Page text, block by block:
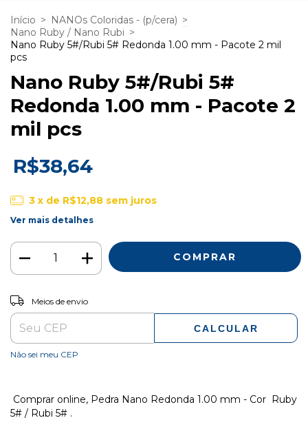
Início > NANOs Coloridas - (p/cera) >
Nano Ruby / Nano Rubi >
Nano Ruby 5#/Rubi 5# Redonda 1.00 mm - Pacote 2 mil
pcs
Nano Ruby 5#/Rubi 5#
Redonda 1.00 mm - Pacote 2
mil pcs
R$38,64
3 x de R$12,88 sem juros
Ver mais detalhes
Entregas para o CEP:
Meios de envio
CALCULAR
Não sei meu CEP
Comprar online, Pedra Nano Redonda 1.00 mm - Cor Ruby
5# / Rubi 5# .